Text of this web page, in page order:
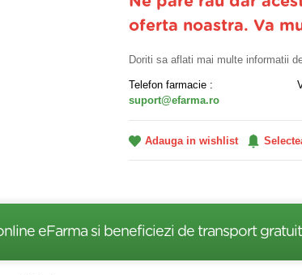
oferta noastra. Va
Doriti sa aflati mai multe informatii
Telefon farmacie :
suport@efarma.ro
Adauga in wishlist
eFarma si beneficiezi de transport